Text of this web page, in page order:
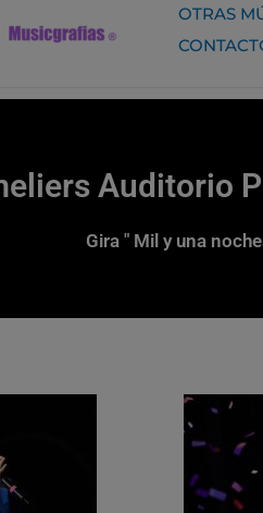
OTRAS
Auditorio
Gira " Mil y una